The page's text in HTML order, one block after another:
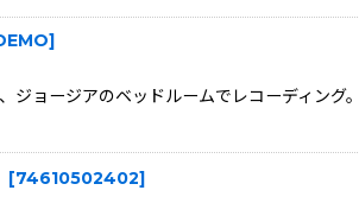
]
ジョージアのベッドルームでレコーディ
[74610502402]